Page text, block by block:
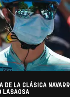
DE LA CLÁSICA
LASAOSA